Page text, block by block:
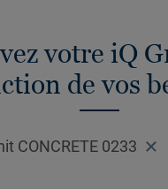
votre iQ
de vos
CONCRETE 0233